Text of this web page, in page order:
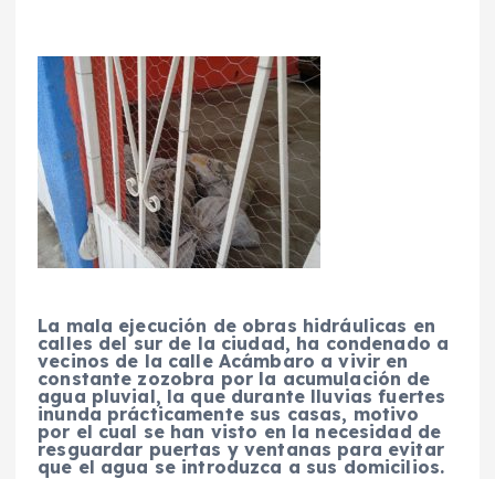
La mala ejecución de obras hidráulicas en
calles del sur de la ciudad, ha condenado a
vecinos de la calle Acámbaro a vivir en
constante zozobra por la acumulación de
agua pluvial, la que durante lluvias fuertes
inunda prácticamente sus casas, motivo
por el cual se han visto en la necesidad de
resguardar puertas y ventanas para evitar
que el agua se introduzca a sus domicilios.